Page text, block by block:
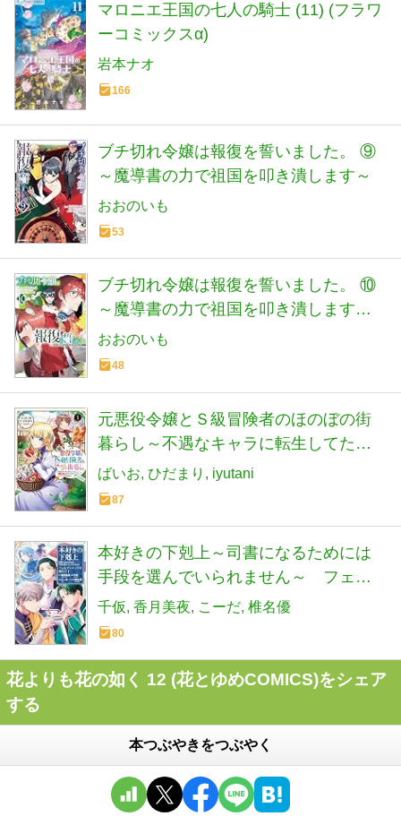
マロニエ王国の七人の騎士 (11) (フラワ
ーコミックスα)
岩本ナオ
166
ブチ切れ令嬢は報復を誓いました。 ⑨
～魔導書の力で祖国を叩き潰します～
おおのいも
53
ブチ切れ令嬢は報復を誓いました。 ⑩
～魔導書の力で祖国を叩き潰します～
(ホビージャパンコミックス)
おおのいも
48
元悪役令嬢とＳ級冒険者のほのぼの街
暮らし～不遇なキャラに転生してたけ
ど、理想の美女になれたからプラマイ
ゼロだよね～＠COMIC 第1巻
ばいお ひだまり iyutani
87
本好きの下剋上～司書になるためには
手段を選んでいられません～ フェル
ディナンドの館にて 第1巻
千仮 香月美夜 こーだ 椎名優
80
花よりも花の如く 12 (花とゆめCOMICS)をシェア
する
本つぶやきをつぶやく